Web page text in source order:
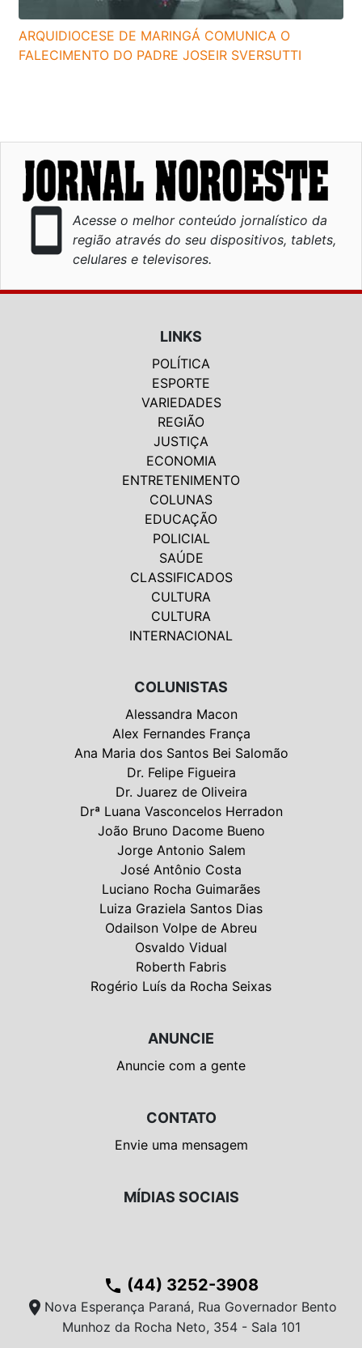
ARQUIDIOCESE DE MARINGÁ COMUNICA O
FALECIMENTO DO PADRE JOSEIR SVERSUTTI
smartphone
Acesse o melhor conteúdo jornalístico da
região através do seu dispositivos, tablets,
celulares e televisores.
LINKS
POLÍTICA
ESPORTE
VARIEDADES
REGIÃO
JUSTIÇA
ECONOMIA
ENTRETENIMENTO
COLUNAS
EDUCAÇÃO
POLICIAL
SAÚDE
CLASSIFICADOS
CULTURA
CULTURA
INTERNACIONAL
COLUNISTAS
Alessandra Macon
Alex Fernandes França
Ana Maria dos Santos Bei Salomão
Dr. Felipe Figueira
Dr. Juarez de Oliveira
Drª Luana Vasconcelos Herradon
João Bruno Dacome Bueno
Jorge Antonio Salem
José Antônio Costa
Luciano Rocha Guimarães
Luiza Graziela Santos Dias
Odailson Volpe de Abreu
Osvaldo Vidual
Roberth Fabris
Rogério Luís da Rocha Seixas
ANUNCIE
Anuncie com a gente
CONTATO
Envie uma mensagem
MÍDIAS SOCIAIS
phone (44) 3252-3908
location_on Nova Esperança Paraná, Rua Governador Bento
Munhoz da Rocha Neto, 354 - Sala 101